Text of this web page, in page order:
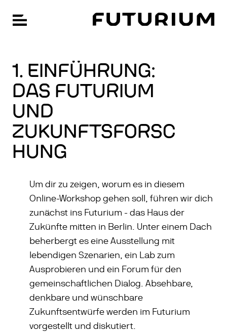
Zum
Hauptinhalt
Hauptnavigation öffnen
1. EINFÜHRUNG:
DAS FUTURIUM
UND
ZUKUNFTSFORSC
HUNG
Um dir zu zeigen, worum es in diesem
Online-Workshop gehen soll, führen wir dich
zunächst ins Futurium - das Haus der
Zukünfte mitten in Berlin. Unter einem Dach
beherbergt es eine Ausstellung mit
lebendigen Szenarien, ein Lab zum
Ausprobieren und ein Forum für den
gemeinschaftlichen Dialog. Absehbare,
denkbare und wünschbare
Zukunftsentwürfe werden im Futurium
vorgestellt und diskutiert.